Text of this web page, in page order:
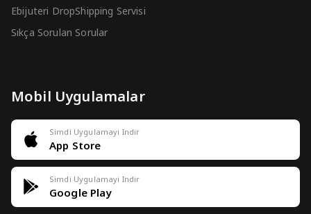
Ebijuteri DropShipping Servisi
Sıkça Sorulan Sorular
Mobil Uygulamalar
Simdi Uygulamayi Indir
App Store
Simdi Uygulamayi Indir
Google Play